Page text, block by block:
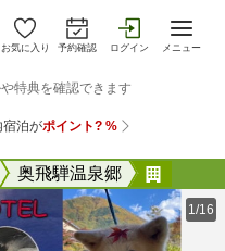
お気に入り 予約確認 ログイン メニュー
奥飛騨温泉郷
1/16